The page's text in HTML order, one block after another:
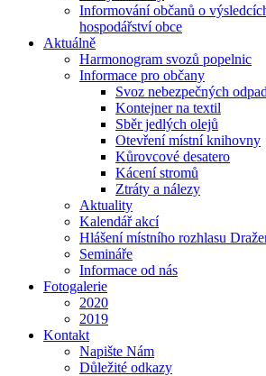
Informování občanů o
hospodářství obce
Aktuálně
Harmonogram svozů popelnic
Informace pro občany
Svoz nebezpečných
Kontejner na textil
Sběr jedlých olejů
Otevření místní knihovny
Kůrovcové desatero
Kácení stromů
Ztráty a nálezy
Aktuality
Kalendář akcí
Hlášení místního rozhlasu
Semináře
Informace od nás
Fotogalerie
2020
2019
Kontakt
Napište Nám
Důležité odkazy